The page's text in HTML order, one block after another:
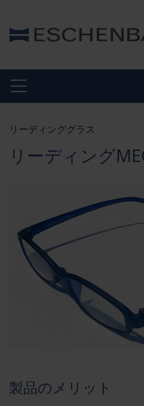
リーディンググラス
リーディング
製品のメリット